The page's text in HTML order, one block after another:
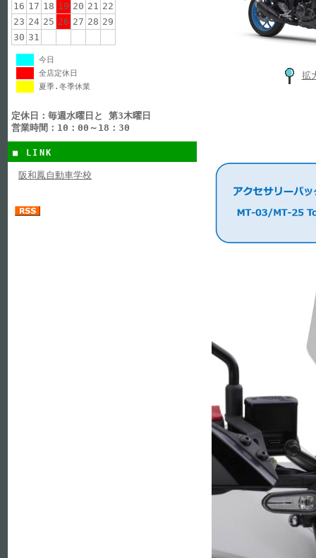
16 17 18 19 20 21 22
23 24 25 26 27 28 29
30 31
今日
全店定休日
夏季.冬季休業
定休日：毎週水曜日と 第3木曜日
営業時間：10：00～18：30
■ LINK
阪和鳳自動車学校
拡